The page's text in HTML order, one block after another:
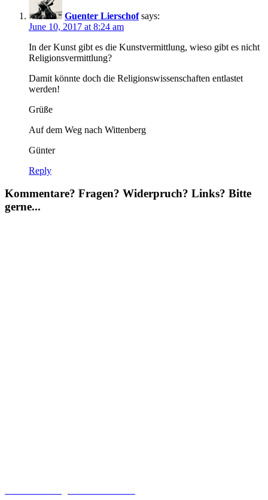
Guenter Lierschof says:
June 10, 2017 at 8:24 am
In der Kunst gibt es die Kunstvermittlung, wieso gibt es nicht
Religionsvermittlung?
Damit könnte doch die Religionswissenschaften entlastet
werden!
Grüße
Auf dem Weg nach Wittenberg
Günter
Reply
Kommentare? Fragen? Widerpruch? Links? Bitte
gerne...
Post